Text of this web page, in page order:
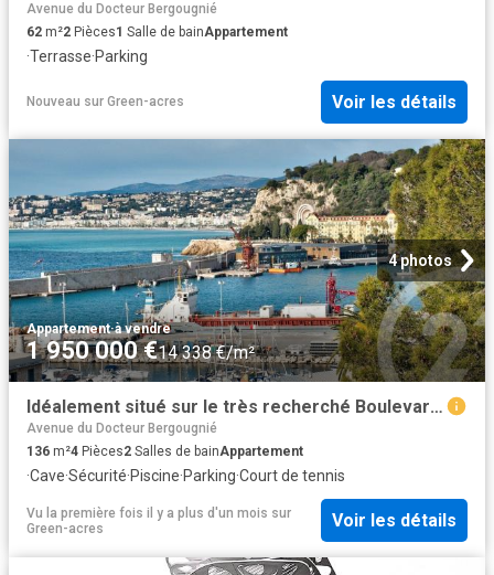
Avenue du Docteur Bergougnié
62 m²2 Pièces1 Salle de bainAppartement
·Terrasse·Parking
Nouveau sur Green-acres Voir les détails
4 photos
Appartement·à vendre
1 950 000 €14 338 €/m²
Idéalement situé sur le très recherché Boulevard Franck Pila. 136m² Nice
Avenue du Docteur Bergougnié
136 m²4 Pièces2 Salles de bainAppartement
·Cave·Sécurité·Piscine·Parking·Court de tennis
Vu la première fois il y a plus d'un mois sur
Green-acres
Voir les détails